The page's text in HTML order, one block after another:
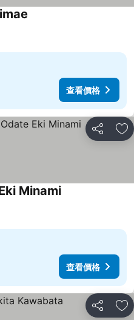
價格
查看價格
分享 加
格
Minami查看價格
查看價格
分享 加